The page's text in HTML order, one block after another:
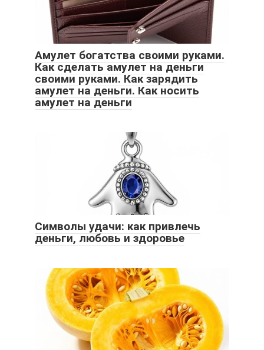
Амулет богатства своими руками.
Как сделать амулет на деньги
своими руками. Как зарядить
амулет на деньги. Как носить
амулет на деньги
Символы удачи: как привлечь
деньги, любовь и здоровье